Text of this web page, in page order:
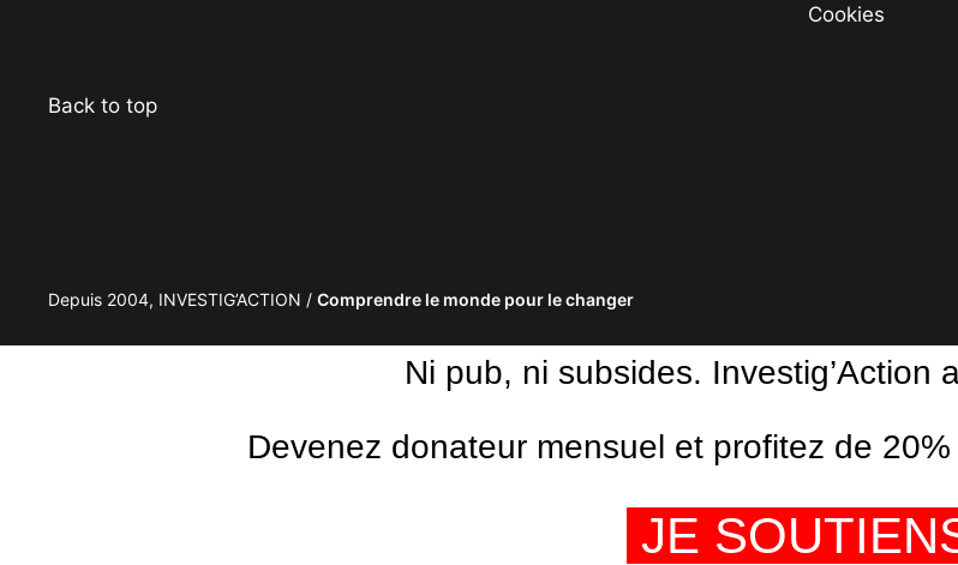
Cookies
Back to top
Depuis 2004, INVESTIG’ACTION /Comprendre le monde pour le changer
Ni pub, ni subsides. Investig’Action
Devenez donateur mensuel et profitez de
JE